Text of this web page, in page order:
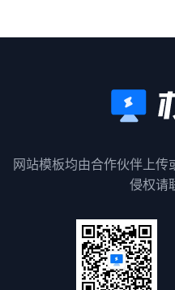
网站模板均由合作伙伴上
侵权请